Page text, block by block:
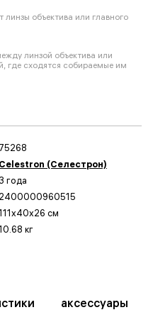
объектива или главного
линзой объектива или
где сходятся собираемые им
75268
Celestron (Селестрон)
года
2400000960515
см
кг
аксессуары